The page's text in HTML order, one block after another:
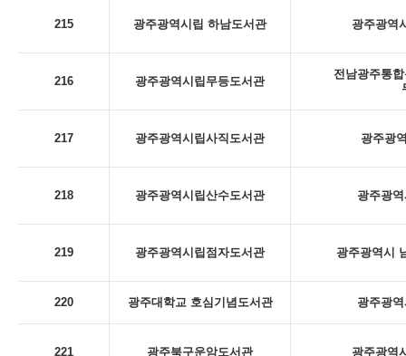
215 광주광역시립 하남도서관 광주광역
216 광주광역시립무등도서관
전남광주통
217 광주광역시립사직도서관 광주광
218 광주광역시립산수도서관 광주광
219 광주광역시립점자도서관 광주광역시
220 광주대학교 호심기념도서관 광주광
221 광주북구운암도서관 광주광역